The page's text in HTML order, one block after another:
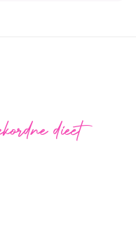
dieet